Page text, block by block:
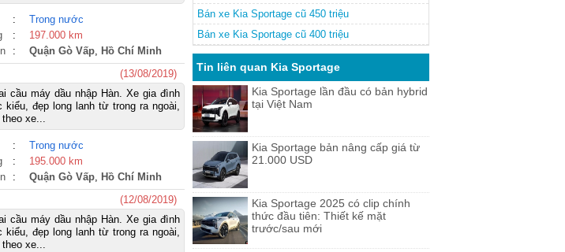
:
Trong nước
:
197.000 km
: Quận Gò Vấp, Hồ Chí Minh
(13/08/2019)
cầu máy dầu nhập Hàn. Xe gia đình
đẹp long lanh từ trong ra ngoài,
xe...
:
Trong nước
:
195.000 km
: Quận Gò Vấp, Hồ Chí Minh
(12/08/2019)
cầu máy dầu nhập Hàn. Xe gia đình
đẹp long lanh từ trong ra ngoài,
xe...
Bán xe Kia Sportage cũ 450 triệu
Bán xe Kia Sportage cũ 400 triệu
Tin liên quan Kia Sportage
Kia Sportage lần đầu có bản hybrid
tại Việt Nam
Kia Sportage bản nâng cấp giá từ
21.000 USD
Kia Sportage 2025 có clip chính
thức đầu tiên: Thiết kế mặt
trước/sau mới